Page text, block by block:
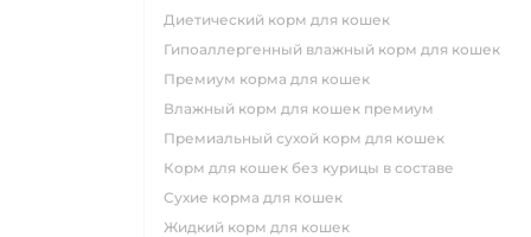
диетический корм для кошек
гипоаллергенный влажный корм для кошек
премиум корма для кошек
влажный корм для кошек премиум
премиальный сухой корм для кошек
корм для кошек без курицы в составе
сухие корма для кошек
жидкий корм для кошек